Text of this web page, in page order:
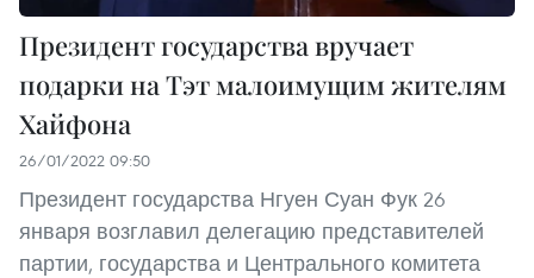
Президент государства вручает
подарки на Тэт малоимущим жителям
Хайфона
26/01/2022 09:50
Президент государства Нгуен Суан Фук 26
января возглавил делегацию представителей
партии, государства и Центрального комитета